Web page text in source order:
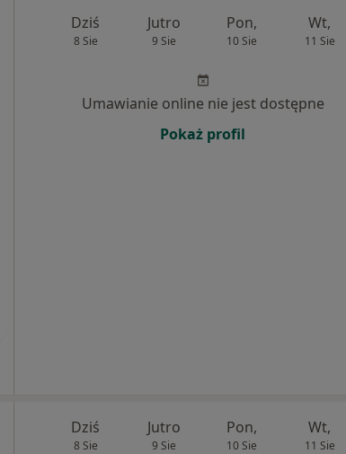
Dziś
8 Sie
Jutro
9 Sie
Pon,
10 Sie
Wt,
11 Sie
Umawianie online nie jest dostępne
Pokaż profil
Dziś
8 Sie
Jutro
9 Sie
Pon,
10 Sie
Wt,
11 Sie